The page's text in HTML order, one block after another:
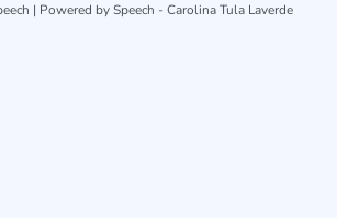
| Powered by Speech - Carolina Tula Laverde